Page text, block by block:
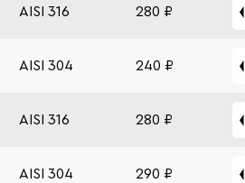
AISI 316 280 ₽
AISI 304 240 ₽
AISI 316 280 ₽
AISI 304 290 ₽